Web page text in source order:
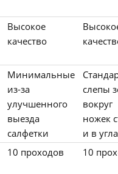
Высокое
качество
Минимальные
из-за
улучшенного
выезда
салфетки
слепы
вокруг
ножек
и в
10 проходов 10